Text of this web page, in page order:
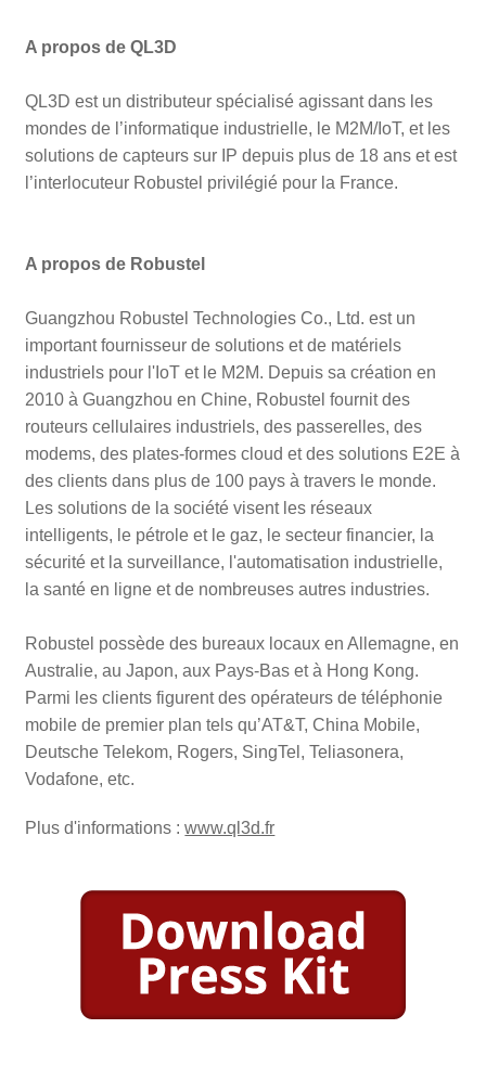
A propos de QL3D
QL3D est un distributeur spécialisé agissant dans les
mondes de l’informatique industrielle, le M2M/IoT, et les
solutions de capteurs sur IP depuis plus de 18 ans et est
l’interlocuteur Robustel privilégié pour la France.
A propos de Robustel
Guangzhou Robustel Technologies Co., Ltd. est un
important fournisseur de solutions et de matériels
industriels pour l'IoT et le M2M. Depuis sa création en
2010 à Guangzhou en Chine, Robustel fournit des
routeurs cellulaires industriels, des passerelles, des
modems, des plates-formes cloud et des solutions E2E à
des clients dans plus de 100 pays à travers le monde.
Les solutions de la société visent les réseaux
intelligents, le pétrole et le gaz, le secteur financier, la
sécurité et la surveillance, l'automatisation industrielle,
la santé en ligne et de nombreuses autres industries.
Robustel possède des bureaux locaux en Allemagne, en
Australie, au Japon, aux Pays-Bas et à Hong Kong.
Parmi les clients figurent des opérateurs de téléphonie
mobile de premier plan tels qu’AT&T, China Mobile,
Deutsche Telekom, Rogers, SingTel, Teliasonera,
Vodafone, etc.
Plus d'informations :www.ql3d.fr